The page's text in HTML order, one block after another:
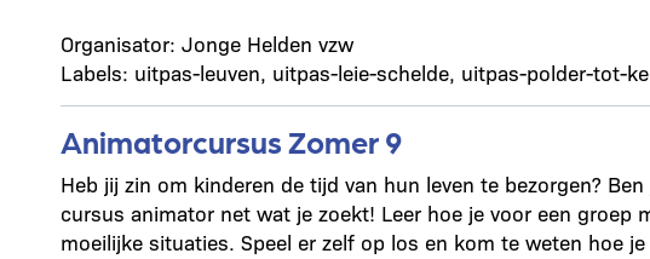
Organisator: Jonge Helden vzw
Labels: uitpas-leuven, uitpas-leie-schelde, uitpas-polder-tot-
Animatorcursus Zomer 9
Heb jij zin om kinderen de tijd van hun leven te bezorgen?
cursus animator net wat je zoekt! Leer hoe je voor een groep
moeilijke situaties. Speel er zelf op los en kom te weten hoe